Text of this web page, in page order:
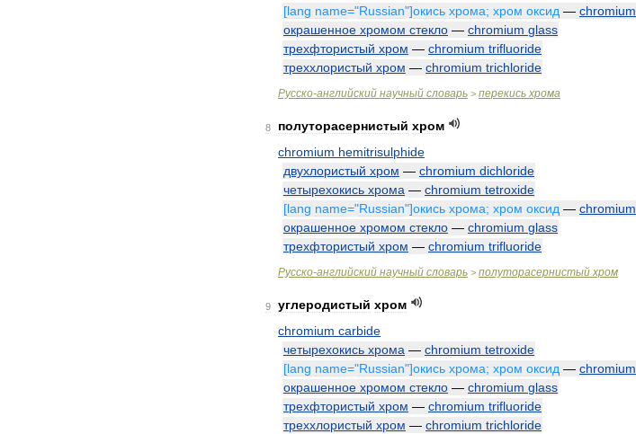
[lang name="Russian"]окись хрома; хром оксид — chromium
окрашенное хромом стекло — chromium glass
трехфтористый хром — chromium trifluoride
треххлористый хром — chromium trichloride
Русско-английский научный словарь > перекись хрома
8 полуторасернистый хром
chromium hemitrisulphide
двухлористый хром — chromium dichloride
четырехокись хрома — chromium tetroxide
[lang name="Russian"]окись хрома; хром оксид — chromium
окрашенное хромом стекло — chromium glass
трехфтористый хром — chromium trifluoride
Русско-английский научный словарь > полуторасернистый хром
9 углеродистый хром
chromium carbide
четырехокись хрома — chromium tetroxide
[lang name="Russian"]окись хрома; хром оксид — chromium
окрашенное хромом стекло — chromium glass
трехфтористый хром — chromium trifluoride
треххлористый хром — chromium trichloride